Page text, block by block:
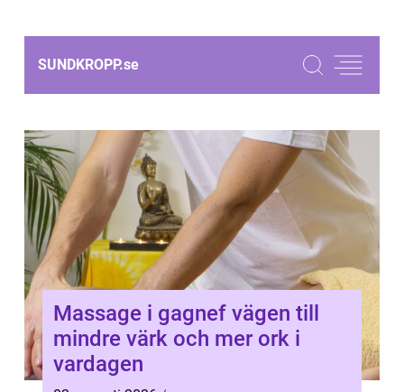
SUNDKROPP.se
Massage i gagnef vägen till
mindre värk och mer ork i
vardagen